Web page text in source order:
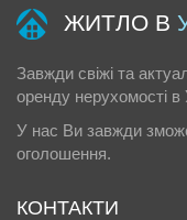
ЖИТЛО В
Завжди свіжі та
оренду нерухомості в
У нас Ви завжди
оголошення.
КОНТАКТИ